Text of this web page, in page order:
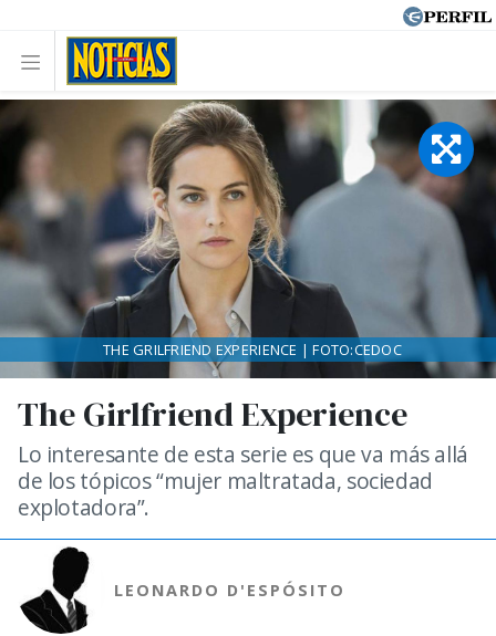
The Girlfriend Experience
Lo interesante de esta serie es que va más allá
de los tópicos “mujer maltratada, sociedad
explotadora”.
LEONARDO D'ESPÓSITO
THE GRILFRIEND EXPERIENCE | FOTO:CEDOC